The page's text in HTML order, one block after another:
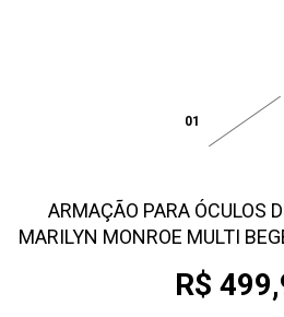
01
ARMAÇÃO PARA ÓCULOS
MARILYN MONROE MULTI
R$